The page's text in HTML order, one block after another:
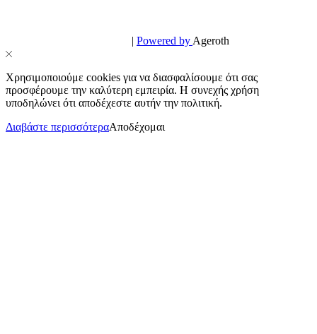
| Powered by Ageroth
Χρησιμοποιούμε cookies για να διασφαλίσουμε ότι σας
προσφέρουμε την καλύτερη εμπειρία. Η συνεχής χρήση
υποδηλώνει ότι αποδέχεστε αυτήν την πολιτική.
Διαβάστε περισσότεραΑποδέχομαι